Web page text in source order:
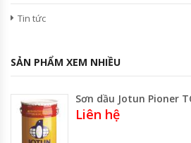
Tin tức
SẢN PHẨM XEM NHIỀU
Liên hệ